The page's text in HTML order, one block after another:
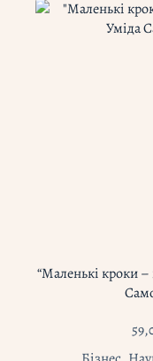
“Маленькі кроки –